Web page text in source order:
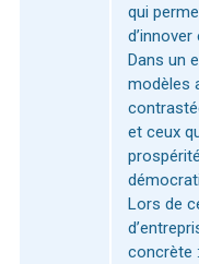
qui
Dans un
modèles
et ceux
Lors de
concrète